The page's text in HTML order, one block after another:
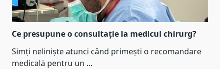
Ce presupune o consultație la medicul chirurg?
Simți neliniște atunci când primești o recomandare
medicală pentru un ...